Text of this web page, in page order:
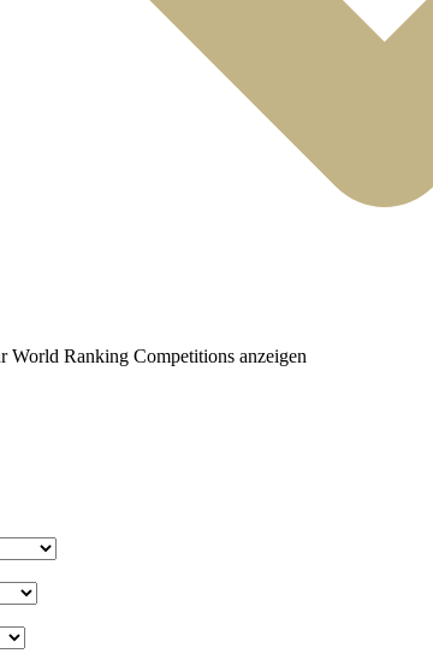
World Ranking Competitions anzeigen